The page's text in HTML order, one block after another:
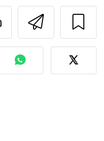
Imprima
com o autor